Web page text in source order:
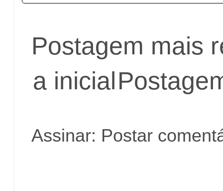
Postagem mais
a inicial
Assinar: Postar